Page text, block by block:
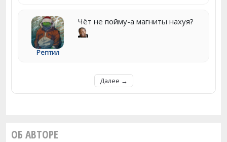
Рептил
Чёт не пойму-а магниты нахуя?
Далее →
ОБ АВТОРЕ